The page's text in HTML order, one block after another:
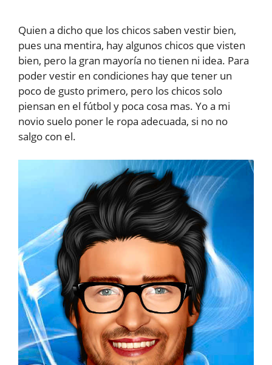
Quien a dicho que los chicos saben vestir bien,
pues una mentira, hay algunos chicos que visten
bien, pero la gran mayoría no tienen ni idea. Para
poder vestir en condiciones hay que tener un
poco de gusto primero, pero los chicos solo
piensan en el fútbol y poca cosa mas. Yo a mi
novio suelo poner le ropa adecuada, si no no
salgo con el.